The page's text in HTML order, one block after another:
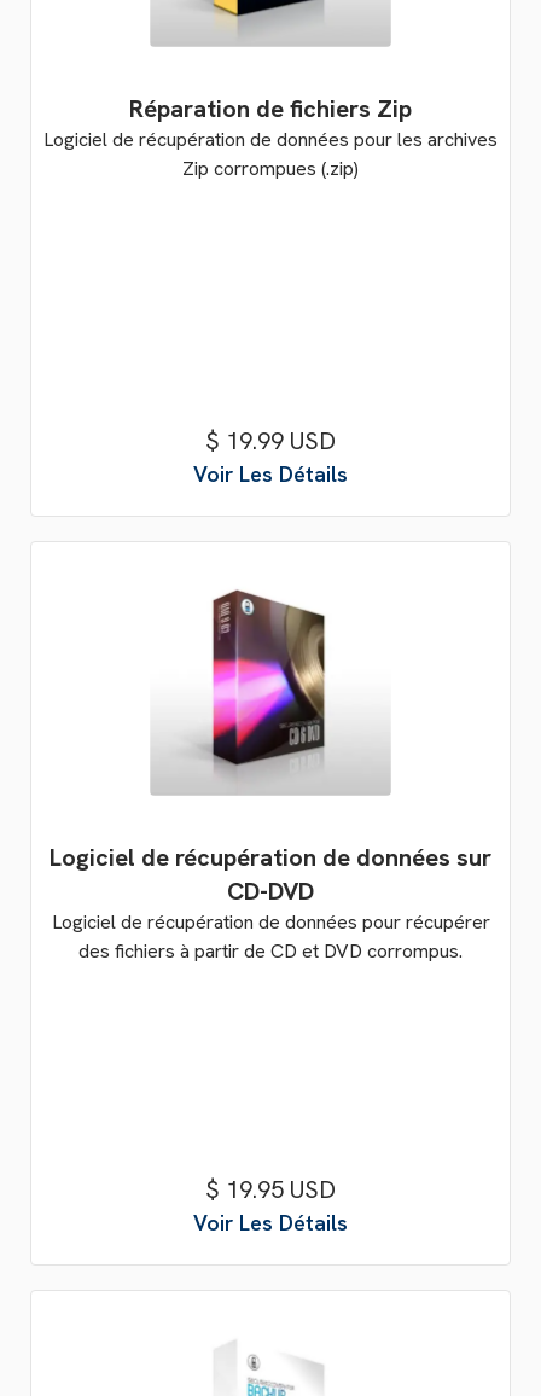
Réparation de fichiers Zip
Logiciel de récupération de données pour les archives
Zip corrompues (.zip)
$ 19.99 USD
Voir Les Détails
Logiciel de récupération de données sur
CD-DVD
Logiciel de récupération de données pour récupérer
des fichiers à partir de CD et DVD corrompus.
$ 19.95 USD
Voir Les Détails